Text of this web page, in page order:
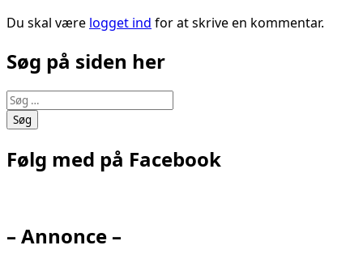
Du skal være logget ind for at skrive en kommentar.
Søg på siden her
Søg
efter:
Følg med på Facebook
– Annonce –